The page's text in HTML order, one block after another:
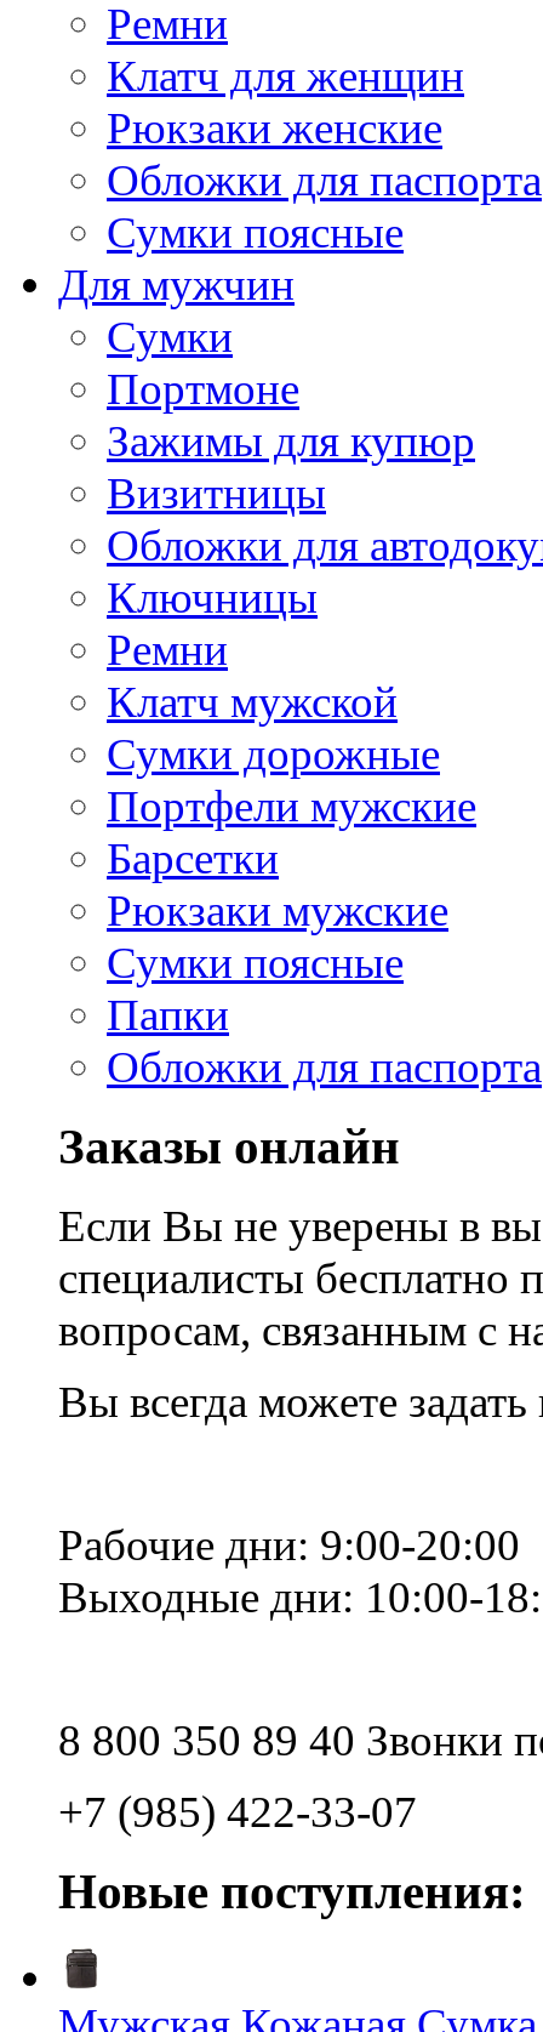
Ремни
Клатч для женщин
Рюкзаки женские
Обложки для паспорта
Сумки поясные
Для мужчин
Сумки
Портмоне
Зажимы для купюр
Визитницы
Обложки для
Ключницы
Ремни
Клатч мужской
Сумки дорожные
Портфели мужские
Барсетки
Рюкзаки мужские
Сумки поясные
Папки
Обложки для паспорта
Заказы онлайн
Если Вы не уверены в
специалисты
вопросам, связанным с
Вы всегда можете
Рабочие дни: 9:00-20:00
Выходные дни: 10:00-
8 800 350 89 40 Звонки
+7 (985) 422-33-07
Новые поступления: